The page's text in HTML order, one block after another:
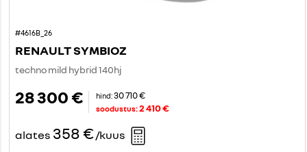
#4616B_26
RENAULT SYMBIOZ
techno mild hybrid 140hj
28 300 € hind: 30 710 €
soodustus:2 410 €
alates 358 €/kuus